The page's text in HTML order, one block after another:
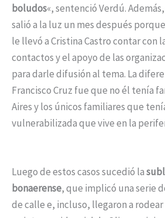
boludos«, sentenció Verdú.
salió a la luz un mes después
le llevó a Cristina Castro contar con
contactos y el apoyo de las
para darle difusión al tema. La
Francisco Cruz fue que no él tenía
Aires y los únicos familiares que
vulnerabilizada que vive en la
Luego de estos casos sucedió la
bonaerense, que implicó una serie
de calle e, incluso, llegaron a